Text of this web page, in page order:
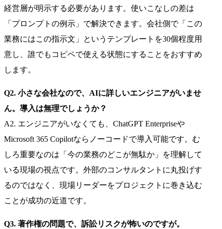
経営層が明示する必要があります。使いこなしの差は
「プロンプトの例示」で解決できます。会社側で「この
業務にはこの指示文」というテンプレートを30個程度用
意し、誰でもコピペで使える状態にすることをおすすめ
します。
Q2. 小さな会社なので、AIに詳しいエンジニアがいませ
ん。導入は無理でしょうか？
A2. エンジニアがいなくても、ChatGPT Enterpriseや
Microsoft 365 Copilotならノーコードで導入可能です。む
しろ重要なのは「今の業務のどこが無駄か」を理解して
いる現場の視点です。外部のコンサルタントに丸投げす
るのではなく、現場リーダーをプロジェクトに巻き込む
ことが成功の近道です。
Q3. 著作権の問題で、訴訟リスクが怖いのですが。